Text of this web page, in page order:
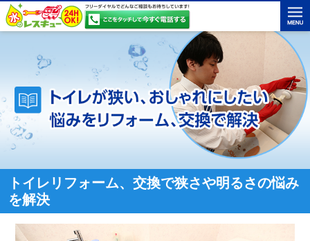
トイレリフォーム、交換で狭さや明るさの悩み
を解決